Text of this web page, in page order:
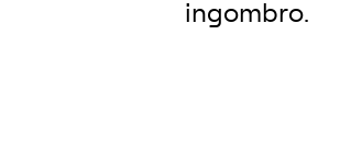
ingombro.